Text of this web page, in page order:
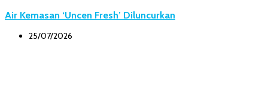
Air Kemasan ‘Uncen Fresh’ Diluncurkan
25/07/2026